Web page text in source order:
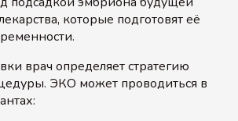
которые подготовят её
врач определяет стратегию
ЭКО может проводиться в